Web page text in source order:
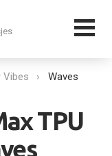
Vibes Waves
TPU